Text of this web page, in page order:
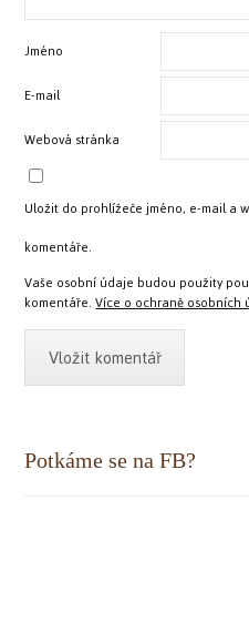
Jméno
E-mail
Webová stránka
Uložit do prohlížeče jméno, e-mail a
komentáře.
Vaše osobní údaje budou použity
komentáře. Více o ochraně osobních
Potkáme se na FB?